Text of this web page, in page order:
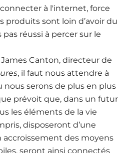
à l'internet, force
produits sont loin d’avoir du
réussi à percer sur le
Canton, directeur de
, il faut nous attendre à
serons de plus en plus
prévoit que, dans un futur
les éléments de la vie
disposeront d’une
accroissement des moyens
seront ainsi connectés